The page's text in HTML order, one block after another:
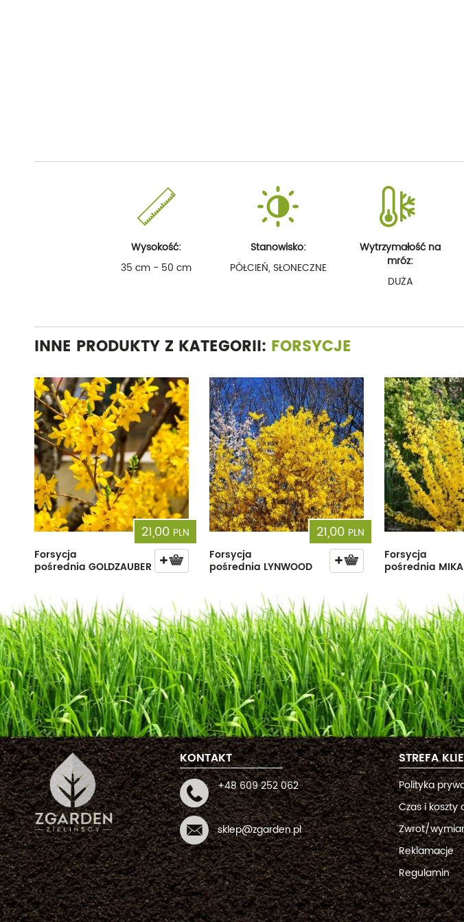
Wysokość:
35 cm - 50 cm
Stanowisko:
PÓŁCIEŃ, SŁONECZNE
Wytrzymałość na
mróz:
DUŻA
INNE PRODUKTY Z KATEGORII: FORSYCJE
21,00 PLN
Forsycja
pośrednia GOLDZAUBER
21,00 PLN
Forsycja
pośrednia LYNWOOD
Forsycja
pośrednia
KONTAKT
+48 609 252 062
sklep@zgarden.pl
STREFA
Polityka
Czas i koszty
Zwrot/
Reklamacje
Regulamin